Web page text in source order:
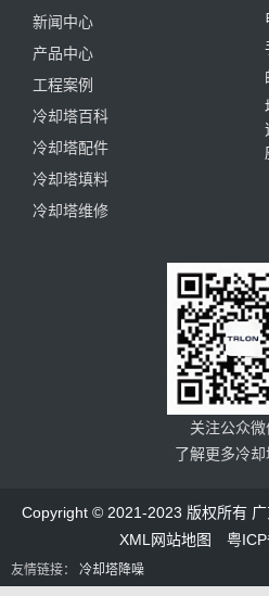
新闻中心
产品中心
工程案例
冷却塔百科
冷却塔配件
冷却塔填料
冷却塔维修
关注公众微
了解更多冷却
Copyright © 2021-2023 版权所有
XML网站地图
粤
友情链接： 冷却塔降噪